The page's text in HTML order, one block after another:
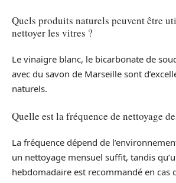
Quels produits naturels peuvent être
nettoyer les vitres ?
Le vinaigre blanc, le bicarbonate de
avec du savon de Marseille sont
naturels.
Quelle est la fréquence de nettoyage
La fréquence dépend de
un nettoyage mensuel suffit, tandis
hebdomadaire est recommandé en cas